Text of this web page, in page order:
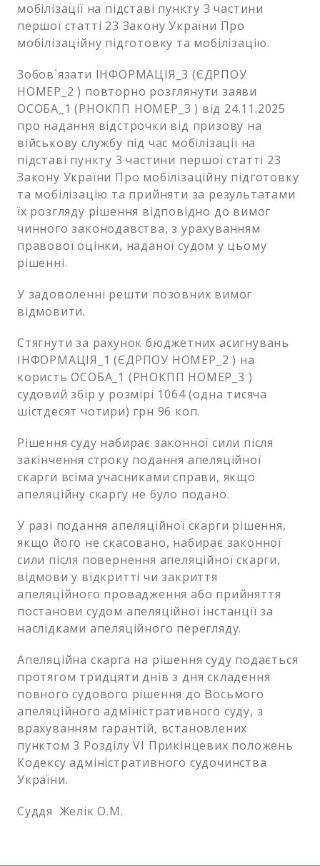
мобілізації на підставі пункту 3 частини
першої статті 23 Закону України Про
мобілізаційну підготовку та мобілізацію.
Зобов`язати ІНФОРМАЦІЯ_3 (ЄДРПОУ
НОМЕР_2 ) повторно розглянути заяви
ОСОБА_1 (РНОКПП НОМЕР_3 ) від 24.11.2025
про надання відстрочки від призову на
військову службу під час мобілізації на
підставі пункту 3 частини першої статті 23
Закону України Про мобілізаційну підготовку
та мобілізацію та прийняти за результатами
їх розгляду рішення відповідно до вимог
чинного законодавства, з урахуванням
правової оцінки, наданої судом у цьому
рішенні.
У задоволенні решти позовних вимог
відмовити.
Стягнути за рахунок бюджетних асигнувань
ІНФОРМАЦІЯ_1 (ЄДРПОУ НОМЕР_2 ) на
користь ОСОБА_1 (РНОКПП НОМЕР_3 )
судовий збір у розмірі 1064 (одна тисяча
шістдесят чотири) грн 96 коп.
Рішення суду набирає законної сили після
закінчення строку подання апеляційної
скарги всіма учасниками справи, якщо
апеляційну скаргу не було подано.
У разі подання апеляційної скарги рішення,
якщо його не скасовано, набирає законної
сили після повернення апеляційної скарги,
відмови у відкритті чи закриття
апеляційного провадження або прийняття
постанови судом апеляційної інстанції за
наслідками апеляційного перегляду.
Апеляційна скарга на рішення суду подається
протягом тридцяти днів з дня складення
повного судового рішення до Восьмого
апеляційного адміністративного суду, з
врахуванням гарантій, встановлених
пунктом 3 Розділу VI Прикінцевих положень
Кодексу адміністративного судочинства
України.
Суддя Желік О.М.